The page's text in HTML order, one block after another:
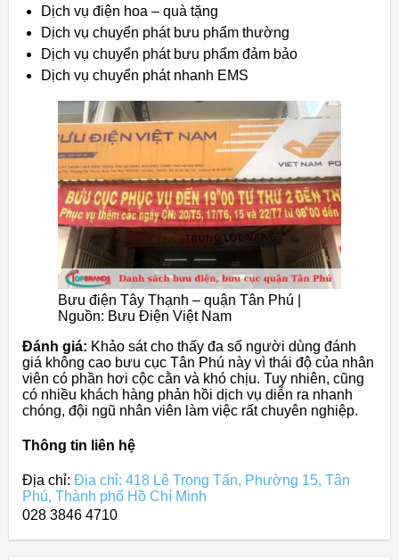
Dịch vụ điện hoa – quà tặng
Dịch vụ chuyển phát bưu phẩm thường
Dịch vụ chuyển phát bưu phẩm đảm bảo
Dịch vụ chuyển phát nhanh EMS
Bưu điện Tây Thạnh – quận Tân Phú |
Nguồn: Bưu Điện Việt Nam
Đánh giá: Khảo sát cho thấy đa số người dùng đánh
giá không cao bưu cục Tân Phú này vì thái độ của nhân
viên có phần hơi cộc cằn và khó chịu. Tuy nhiên, cũng
có nhiều khách hàng phản hồi dịch vụ diễn ra nhanh
chóng, đội ngũ nhân viên làm việc rất chuyên nghiệp.
Thông tin liên hệ
Địa chỉ: Địa chỉ: 418 Lê Trọng Tấn, Phường 15, Tân
Phú, Thành phố Hồ Chí Minh
028 3846 4710